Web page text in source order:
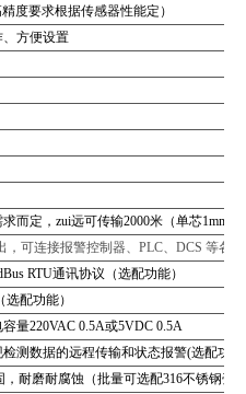
度要求根据传感器性能定）
方便设置
而定，zui远可传输2000米（单芯1mm2
，可连接报警控制器、PLC、DCS 等各
RTU通讯协议（选配功能）
配功能）
量220VAC 0.5A或5VDC 0.5A
测数据的远程传输和状态报警(选配功
耐磨耐腐蚀（批量可选配316不锈钢壳